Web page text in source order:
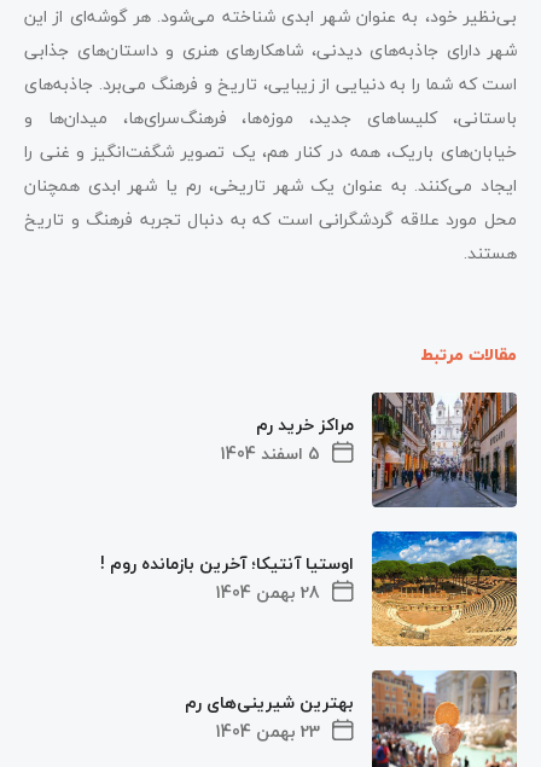
بی‌نظیر خود، به عنوان شهر ابدی شناخته می‌شود. هر گوشه‌ای از این
شهر دارای جاذبه‌های دیدنی، شاهکارهای هنری و داستان‌های جذابی
است که شما را به دنیایی از زیبایی، تاریخ و فرهنگ می‌برد. جاذبه‌های
باستانی، کلیساهای جدید، موزه‌ها، فرهنگ‌سرای‌ها، میدان‌ها و
خیابان‌های باریک، همه در کنار هم، یک تصویر شگفت‌انگیز و غنی را
ایجاد می‌کنند. به عنوان یک شهر تاریخی، رم یا شهر ابدی همچنان
محل مورد علاقه گردشگرانی است که به دنبال تجربه فرهنگ و تاریخ
هستند.
مقالات مرتبط
5 اسفند 1404
مراکز خرید رم
28 بهمن 1404
اوستیا آنتیکا؛ آخرین بازمانده روم !
23 بهمن 1404
بهترین شیرینی‌های رم